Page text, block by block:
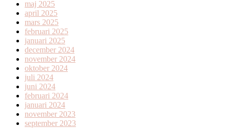
maj 2025
april 2025
mars 2025
februari 2025
januari 2025
december 2024
november 2024
oktober 2024
juli 2024
juni 2024
februari 2024
januari 2024
november 2023
september 2023